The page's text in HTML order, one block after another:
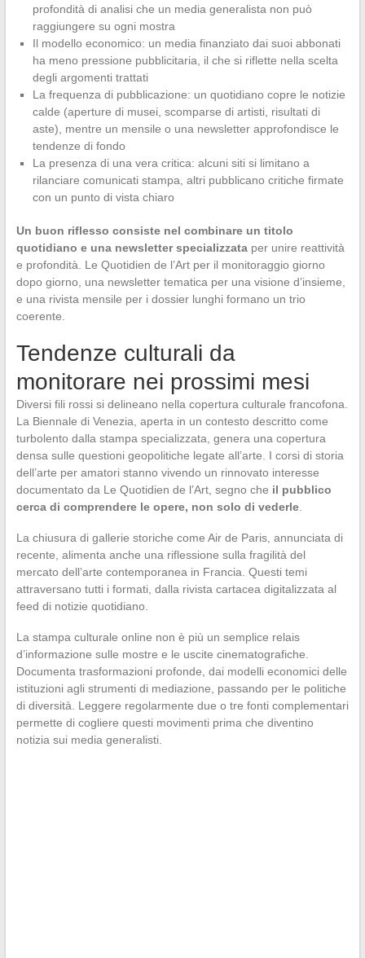
profondità di analisi che un media generalista non può
raggiungere su ogni mostra
Il modello economico: un media finanziato dai suoi abbonati
ha meno pressione pubblicitaria, il che si riflette nella scelta
degli argomenti trattati
La frequenza di pubblicazione: un quotidiano copre le notizie
calde (aperture di musei, scomparse di artisti, risultati di
aste), mentre un mensile o una newsletter approfondisce le
tendenze di fondo
La presenza di una vera critica: alcuni siti si limitano a
rilanciare comunicati stampa, altri pubblicano critiche firmate
con un punto di vista chiaro
Un buon riflesso consiste nel combinare un titolo
quotidiano e una newsletter specializzataper unire reattività
e profondità. Le Quotidien de l’Art per il monitoraggio giorno
dopo giorno, una newsletter tematica per una visione d’insieme,
e una rivista mensile per i dossier lunghi formano un trio
coerente.
Tendenze culturali da
monitorare nei prossimi mesi
Diversi fili rossi si delineano nella copertura culturale francofona.
La Biennale di Venezia, aperta in un contesto descritto come
turbolento dalla stampa specializzata, genera una copertura
densa sulle questioni geopolitiche legate all’arte. I corsi di storia
dell’arte per amatori stanno vivendo un rinnovato interesse
documentato da Le Quotidien de l’Art, segno che il pubblico
cerca di comprendere le opere, non solo di vederle.
La chiusura di gallerie storiche come Air de Paris, annunciata di
recente, alimenta anche una riflessione sulla fragilità del
mercato dell’arte contemporanea in Francia. Questi temi
attraversano tutti i formati, dalla rivista cartacea digitalizzata al
feed di notizie quotidiano.
La stampa culturale online non è più un semplice relais
d’informazione sulle mostre e le uscite cinematografiche.
Documenta trasformazioni profonde, dai modelli economici delle
istituzioni agli strumenti di mediazione, passando per le politiche
di diversità. Leggere regolarmente due o tre fonti complementari
permette di cogliere questi movimenti prima che diventino
notizia sui media generalisti.